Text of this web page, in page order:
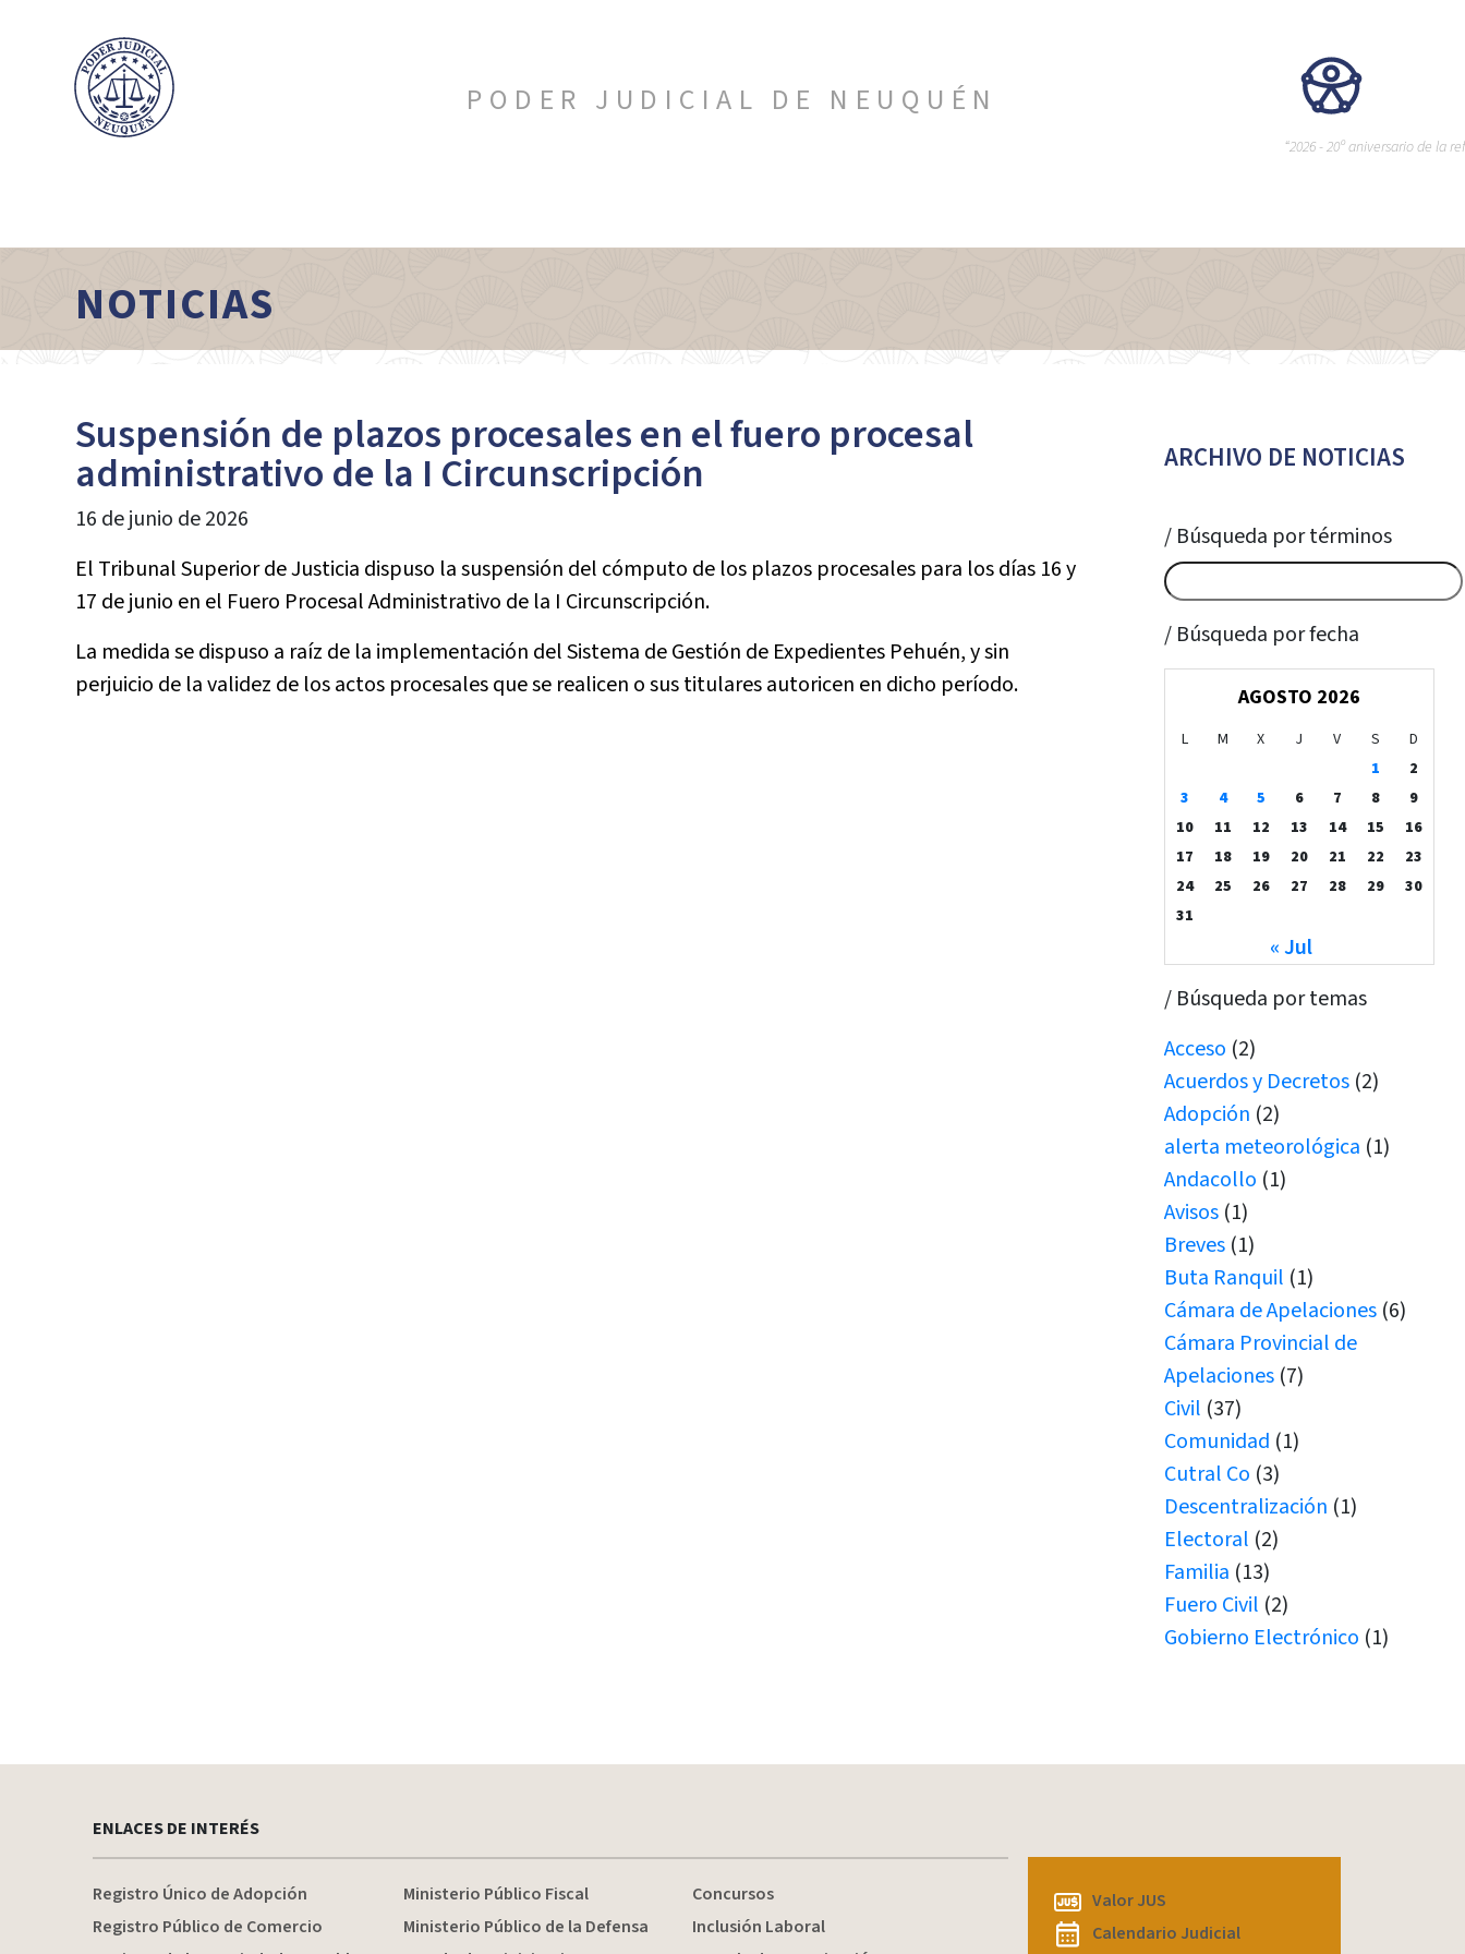
PODER JUDICIAL DE NEUQUÉN
“2026 - 20º aniversario de la
NOTICIAS
Suspensión de plazos procesales en el fuero procesal
administrativo de la I Circunscripción
16 de junio de 2026
El Tribunal Superior de Justicia dispuso la suspensión del cómputo de los plazos procesales para los días 16 y
17 de junio en el Fuero Procesal Administrativo de la I Circunscripción.
La medida se dispuso a raíz de la implementación del Sistema de Gestión de Expedientes Pehuén, y sin
perjuicio de la validez de los actos procesales que se realicen o sus titulares autoricen en dicho período.
ARCHIVO DE NOTICIAS
/ Búsqueda por términos
/ Búsqueda por fecha
AGOSTO 2026
L M X J V S
D
1
2
3
4 5 6 7 8
9
10
11 12 13 14 15
16
17
18 19 20 21 22
23
24
25 26 27 28 29
30
31
« Jul
/ Búsqueda por temas
Acceso (2)
Acuerdos y Decretos (2)
Adopción (2)
alerta meteorológica (1)
Andacollo (1)
Avisos (1)
Breves (1)
Buta Ranquil (1)
Cámara de Apelaciones (6)
Cámara Provincial de
Apelaciones (7)
Civil (37)
Comunidad (1)
Cutral Co (3)
Descentralización (1)
Electoral (2)
Familia (13)
Fuero Civil (2)
Gobierno Electrónico (1)
Juramentos(5)
Justicia de Paz(1)
JxJ
Laboral(7)
ENLACES DE INTERÉS
Registro Único de Adopción
Registro Público de Comercio
Ministerio Público Fiscal
Ministerio Público de la Defensa
Concursos
Inclusión Laboral
Valor JUS
Calendario Judicial